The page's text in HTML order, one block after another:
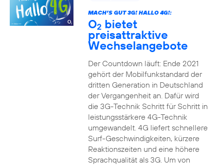
MACH’S GUT 3G! HALLO 4G!:
O2 bietet
preisattraktive
Wechselangebote
Der Countdown läuft: Ende 2021
gehört der Mobilfunkstandard der
dritten Generation in Deutschland
der Vergangenheit an. Dafür wird
die 3G-Technik Schritt für Schritt in
leistungsstärkere 4G-Technik
umgewandelt. 4G liefert schnellere
Surf-Geschwindigkeiten, kürzere
Reaktionszeiten und eine höhere
Sprachqualität als 3G. Um von